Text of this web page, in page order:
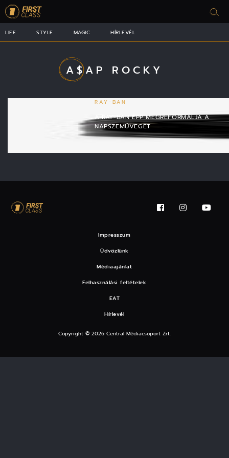
LIFE STYLE MAGIC HÍRLEVÉL
A$AP ROCKY
RAY-BAN
A RAY-BAN ÉPP MEGREFORMÁLJA A
NAPSZEMÜVEGET
Impresszum
Üdvözlünk
Médiaajánlat
Felhasználási feltételek
EAT
Hírlevél
Copyright © 2026 Central Médiacsoport Zrt.